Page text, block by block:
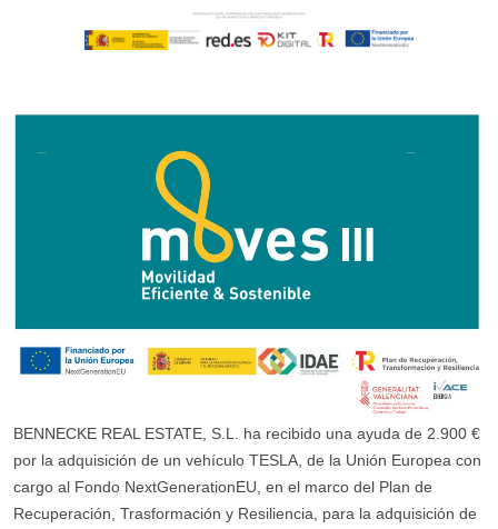
BENNECKE REAL ESTATE, S.L. ha recibido una ayuda de 2.900 €
por la adquisición de un vehículo TESLA, de la Unión Europea con
cargo al Fondo NextGenerationEU, en el marco del Plan de
Recuperación, Trasformación y Resiliencia, para la adquisición de